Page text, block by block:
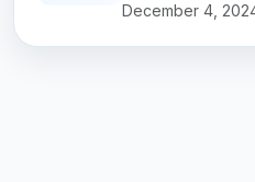
December 4,